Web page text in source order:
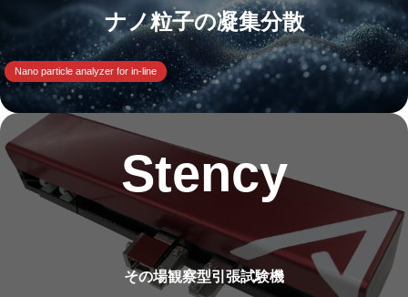
ナノ粒子の凝集分散
Nano particle analyzer for in-line
Stency
その場観察型引張試験機